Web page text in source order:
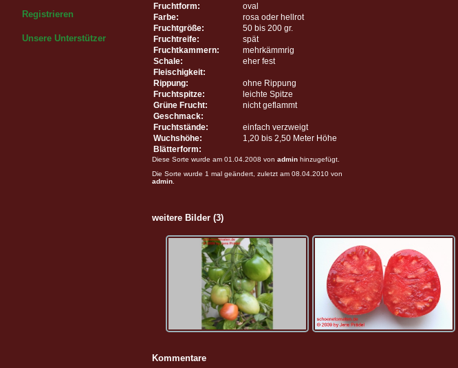
Registrieren
Unsere Unterstützer
Fruchtform:
oval
Farbe:
rosa oder hellrot
Fruchtgröße:
50 bis 200 gr.
Fruchtreife:
spät
Fruchtkammern:
mehrkämmrig
Schale:
eher fest
Fleischigkeit:
Rippung:
ohne Rippung
Fruchtspitze:
leichte Spitze
Grüne Frucht:
nicht geflammt
Geschmack:
Fruchtstände:
einfach verzweigt
Wuchshöhe:
1,20 bis 2,50 Meter Höhe
Blätterform:
Diese Sorte wurde am 01.04.2008 von admin hinzugefügt.
Die Sorte wurde 1 mal geändert, zuletzt am 08.04.2010 von
admin
weitere Bilder (3)
Kommentare